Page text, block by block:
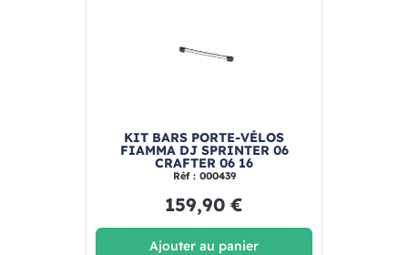
KIT BARS PORTE-VÉLOS
FIAMMA DJ SPRINTER 06
CRAFTER 06 16
Réf : 000439
159,90 €
Ajouter au panier